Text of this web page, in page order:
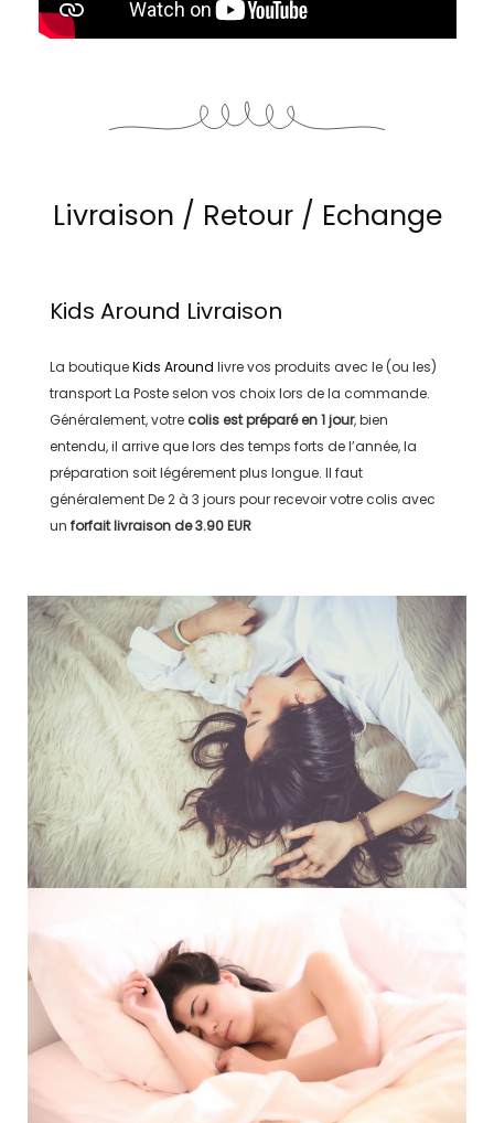
Livraison / Retour / Echange
Kids Around Livraison
La boutiqueKids Around livre vos produits avec le (ou les)
transportLa Posteselon vos choix lors de la commande.
Généralement, votre colis est préparé en1 jour, bien
entendu, il arrive que lors des temps forts de l’année, la
préparation soit légérement plus longue. Il faut
généralementDe 2 à 3 jours pour recevoir votre colis avec
un forfait livraison de3.90 EUR